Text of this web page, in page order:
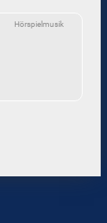
Hörspielmusik